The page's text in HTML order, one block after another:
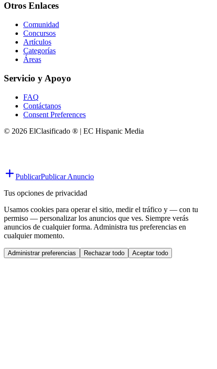
Otros Enlaces
Comunidad
Concursos
Artículos
Categorías
Áreas
Servicio y Apoyo
FAQ
Contáctanos
Consent Preferences
© 2026 ElClasificado ® | EC Hispanic Media
PublicarPublicar Anuncio
Tus opciones de privacidad
Usamos cookies para operar el sitio, medir el tráfico y — con tu
permiso — personalizar los anuncios que ves. Siempre verás
anuncios de cualquier forma. Administra tus preferencias en
cualquier momento.
Administrar preferencias Rechazar todo Aceptar todo